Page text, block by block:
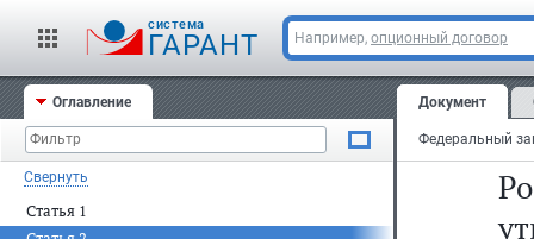
cистема
ГАРАНТ Например, опционный договор
Оглавление
Свернуть
Статья 1
Документ